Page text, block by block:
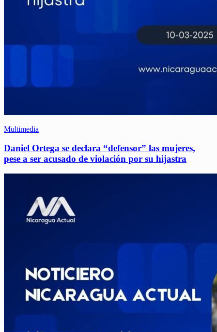
Multimedia
Daniel Ortega se declara “defensor” las mujeres,
pese a ser acusado de violación por su hijastra